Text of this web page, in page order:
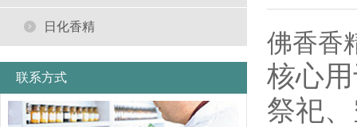
日化香精
联系方式
佛香香
核心
祭祀